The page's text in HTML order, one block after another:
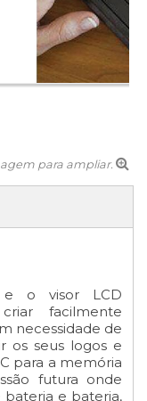
para ampliar.
e o visor LCD
facilmente
necessidade de
os seus logos e
para a memória
futura onde
bateria e bateria,